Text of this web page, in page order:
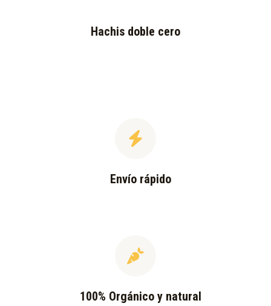
Hachis doble cero
Envío rápido
100% Orgánico y natural